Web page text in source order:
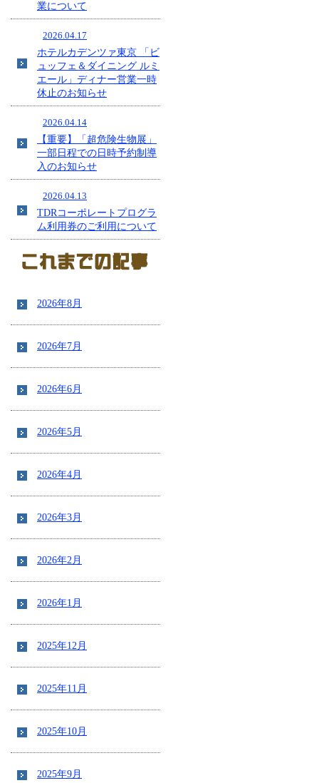
業について
2026.04.17
ホテルカデンツァ東京 「ビ
ュッフェ＆ダイニング ルミ
エール」ディナー営業一時
休止のお知らせ
2026.04.14
【重要】「超危険生物展」
一部日程での日時予約制導
入のお知らせ
2026.04.13
TDRコーポレートプログラ
ム利用券のご利用について
2026年8月
2026年7月
2026年6月
2026年5月
2026年4月
2026年3月
2026年2月
2026年1月
2025年12月
2025年11月
2025年10月
2025年9月